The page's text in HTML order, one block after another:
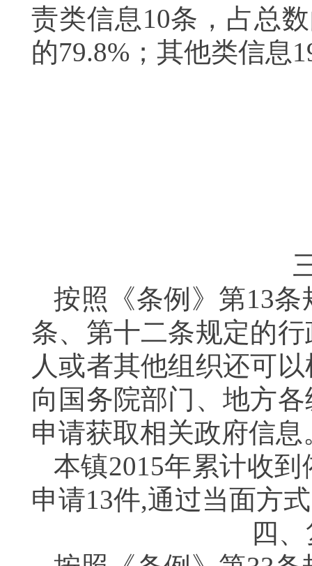
责类信息10条，占总
的79.8% ；其他类信息
按照《条例》第13条
条、第十二条规定的
人或者其他组织还可
向国务院部门、地方
申请获取相关政府信息
本镇2015年累计收到
申请13件,通过当面方
四